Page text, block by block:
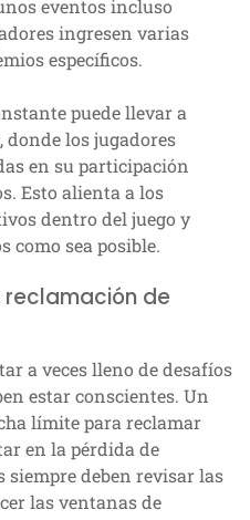
eventos incluso
ingresen varias
específicos.
puede llevar a
los jugadores
en su participación
Esto alienta a los
dentro del juego y
como sea posible.
reclamación de
a veces lleno de desafíos
estar conscientes. Un
límite para reclamar
en la pérdida de
siempre deben revisar las
las ventanas de